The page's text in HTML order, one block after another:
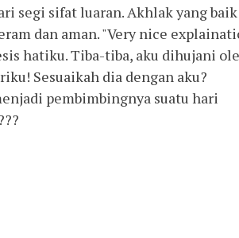
segi sifat luaran. Akhlak yang baik
dan aman. "Very nice
hatiku. Tiba-tiba, aku dihujani
Sesuaikah dia dengan aku?
pembimbingnya suatu hari